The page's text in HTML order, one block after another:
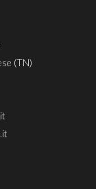
(TN)